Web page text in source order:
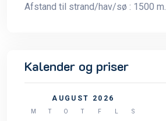
Afstand til strand/hav/sø : 1500 m.
Kalender og priser
AUGUST 2026
M T O T F L
S